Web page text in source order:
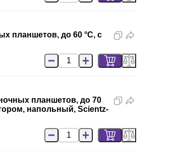
планшетов, до 60 °C, с
планшетов, до 70
напольный, Scientz-